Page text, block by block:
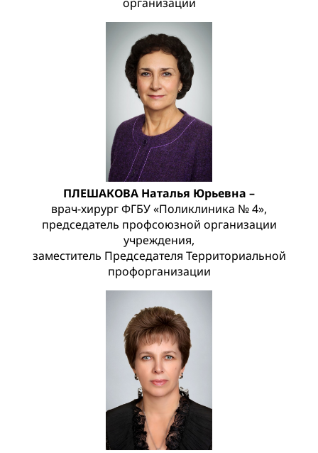
ПЛЕШАКОВА Наталья Юрьевна –
врач-хирург ФГБУ «Поликлиника № 4»,
председатель профсоюзной организации
учреждения,
заместитель Председателя Территориальной
профорганизации